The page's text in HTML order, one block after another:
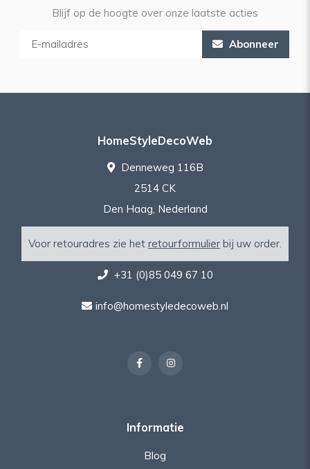
Blijf op de hoogte over onze laatste acties
Abonneer
HomeStyleDecoWeb
Denneweg 116B
2514 CK
Den Haag, Nederland
Voor retouradres zie het retourformulier bij uw order.
+31 (0)85 049 67 10
info@homestyledecoweb.nl
Informatie
Blog